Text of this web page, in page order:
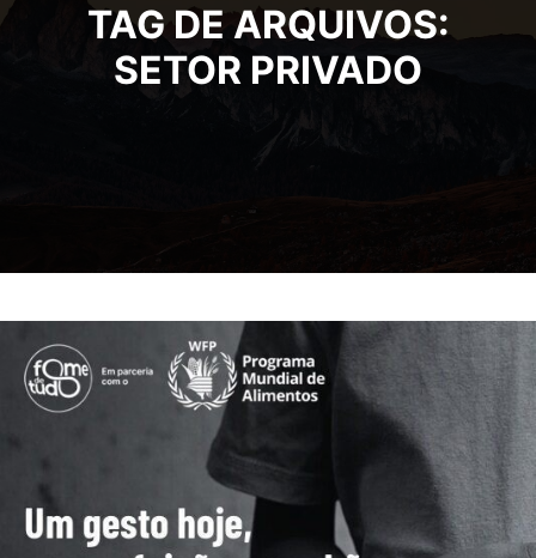
TAG DE ARQUIVOS:
SETOR PRIVADO